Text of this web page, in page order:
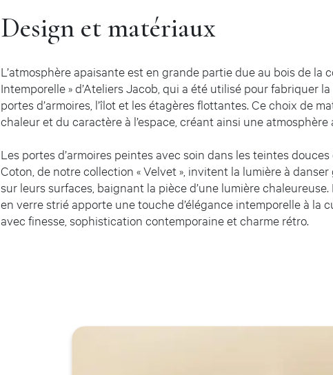
Design et matériaux
L’atmosphère apaisante est en grande partie due au bois de la
Intemporelle » d’Ateliers Jacob, qui a été utilisé pour fabriquer
portes d’armoires, l’îlot et les étagères flottantes. Ce choix de
chaleur et du caractère à l’espace, créant ainsi une atmosphère
Les portes d’armoires peintes avec soin dans les teintes
Coton, de notre collection « Velvet », invitent la lumière à
sur leurs surfaces, baignant la pièce d’une lumière chaleureuse.
en verre strié apporte une touche d’élégance intemporelle à la
avec finesse, sophistication contemporaine et charme rétro.